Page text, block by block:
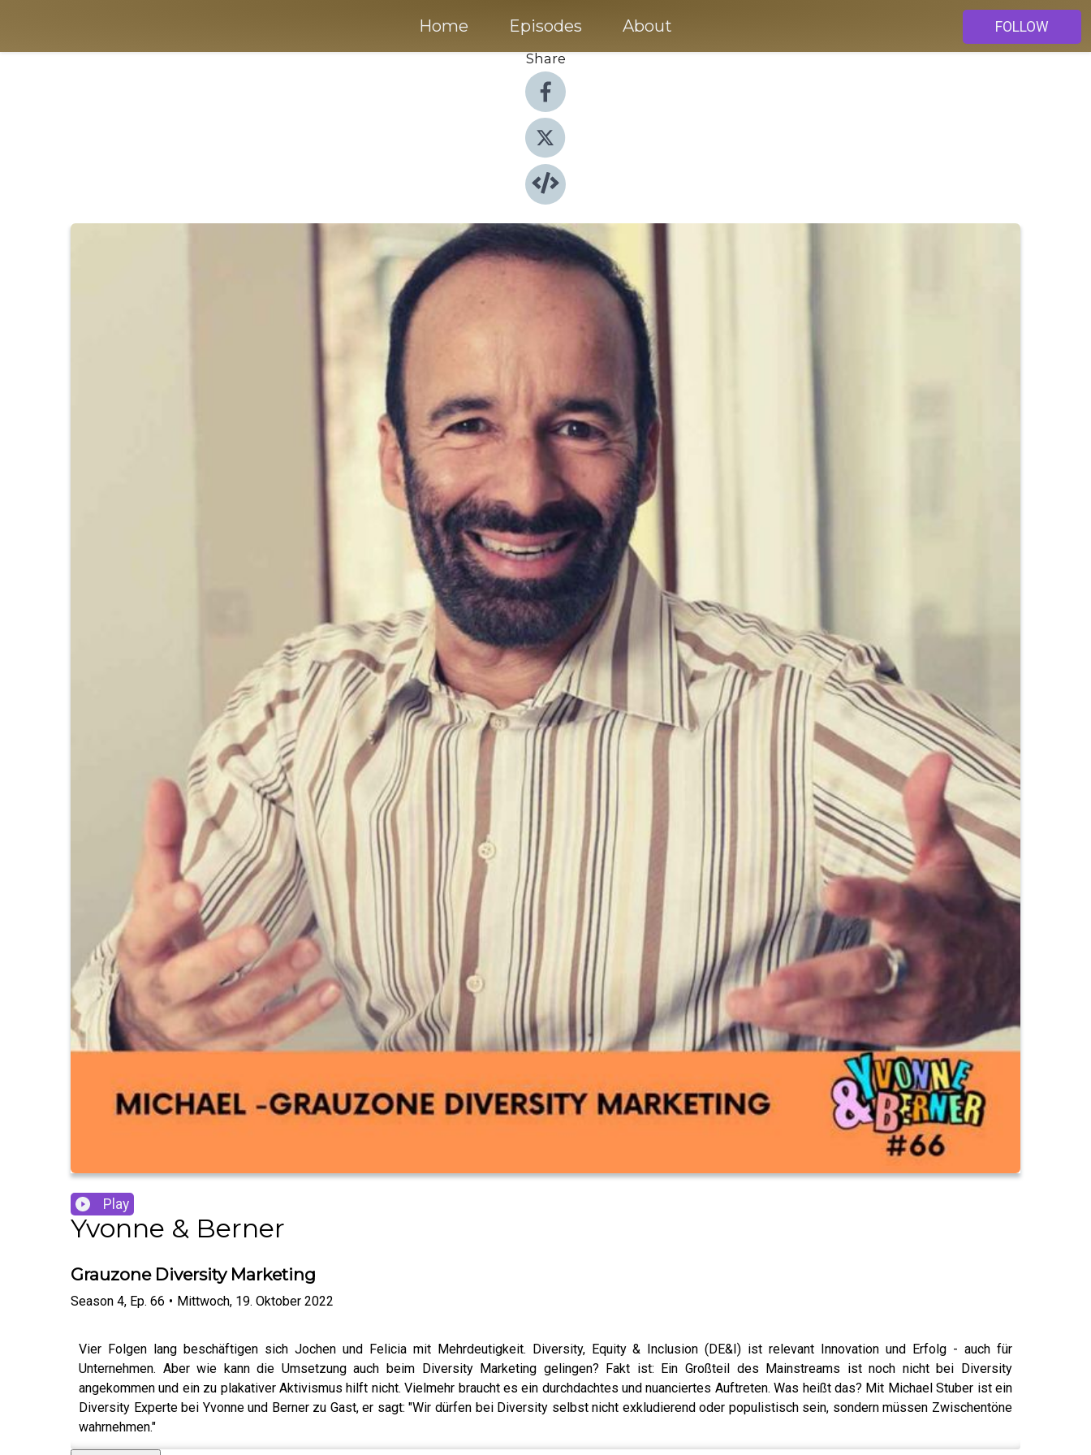
Home Episodes About
FOLLOW
Share
Play
Yvonne & Berner
Grauzone Diversity Marketing
Season 4, Ep. 66 • Mittwoch, 19. Oktober 2022
Vier Folgen lang beschäftigen sich Jochen und Felicia mit Mehrdeutigkeit. Diversity, Equity & Inclusion (DE&I) ist relevant Innovation und Erfolg - auch für
Unternehmen. Aber wie kann die Umsetzung auch beim Diversity Marketing gelingen? Fakt ist: Ein Großteil des Mainstreams ist noch nicht bei Diversity
angekommen und ein zu plakativer Aktivismus hilft nicht. Vielmehr braucht es ein durchdachtes und nuanciertes Auftreten. Was heißt das? Mit Michael Stuber ist ein
Diversity Experte bei Yvonne und Berner zu Gast, er sagt: "Wir dürfen bei Diversity selbst nicht exkludierend oder populistisch sein, sondern müssen Zwischentöne
wahrnehmen."